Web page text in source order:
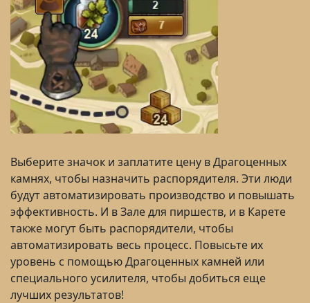
Выберите значок и заплатите цену в Драгоценных
камнях, чтобы назначить распорядителя. Эти люди
будут автоматизировать производство и повышать
эффективность. И в Зале для пиршеств, и в Карете
также могут быть распорядители, чтобы
автоматизировать весь процесс. Повысьте их
уровень с помощью Драгоценных камней или
специального усилителя, чтобы добиться еще
лучших результатов!